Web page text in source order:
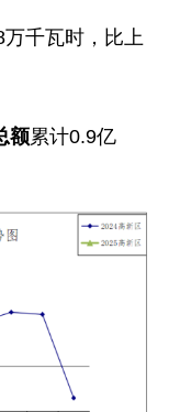
万千瓦时，比上
额累计0.9亿